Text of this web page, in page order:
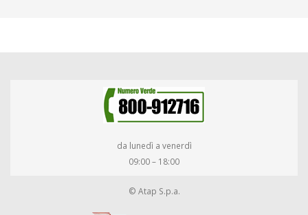
da lunedì a venerdì
09:00 – 18:00
© Atap S.p.a.